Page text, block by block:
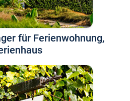
für Ferienwohnung,